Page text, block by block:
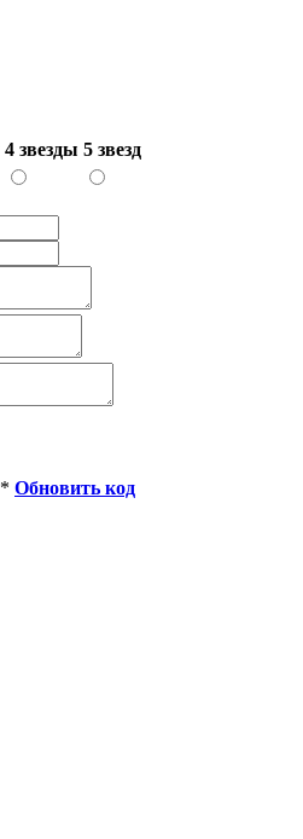
4 звезды 5 звезд
* Обновить код